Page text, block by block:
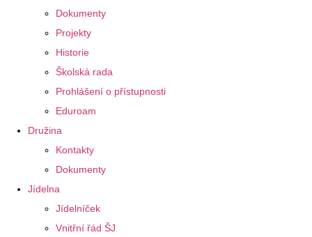
Dokumenty
Projekty
Historie
Školská rada
Prohlášení o přístupnosti
Eduroam
Družina
Kontakty
Dokumenty
Jídelna
Jídelníček
Vnitřní řád ŠJ